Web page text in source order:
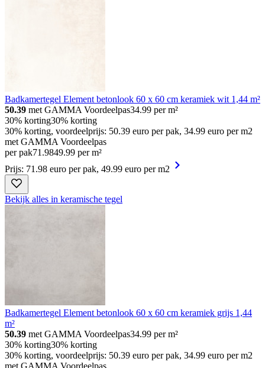
Badkamertegel Element betonlook 60 x 60 cm keramiek wit 1,44 m²
50.39 met GAMMA Voordeelpas34.99 per m²
30% korting30% korting
30% korting, voordeelprijs: 50.39 euro per pak, 34.99 euro per m2
met GAMMA Voordeelpas
per pak71.9849.99 per m²
Prijs: 71.98 euro per pak, 49.99 euro per m2
Bekijk alles in keramische tegel
Badkamertegel Element betonlook 60 x 60 cm keramiek grijs 1,44
m²
50.39 met GAMMA Voordeelpas34.99 per m²
30% korting30% korting
30% korting, voordeelprijs: 50.39 euro per pak, 34.99 euro per m2